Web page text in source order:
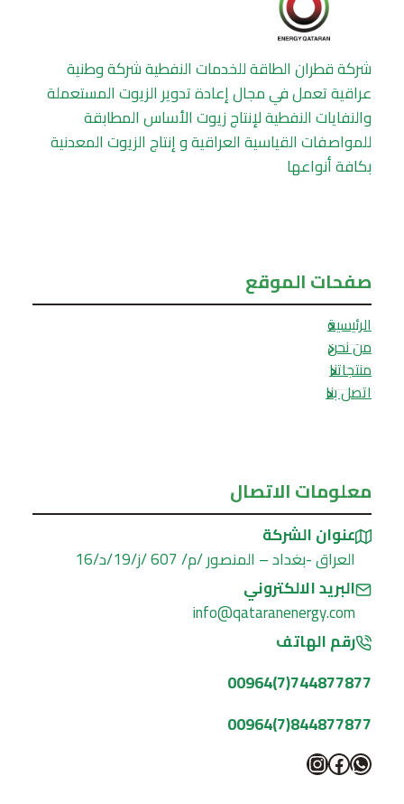
شركة قطران الطاقة للخدمات النفطية شركة وطنية
عراقية تعمل في مجال إعادة تدوير الزيوت المستعملة
والنفايات النفطية لإنتاج زيوت الأساس المطابقة
للمواصفات القياسية العراقية و إنتاج الزيوت المعدنية
بكافة أنواعها
صفحات الموقع
الرئيسية
من نحن
منتجاتنا
اتصل بنا
معلومات الاتصال
عنوان الشركة
العراق -بغداد – المنصور /م/ 607 /ز/19/د/16
البريد الالكتروني
info@qataranenergy.com
رقم الهاتف
744877877(7)00964
844877877(7)00964
واتساب
فيسبوك
إنستجرام